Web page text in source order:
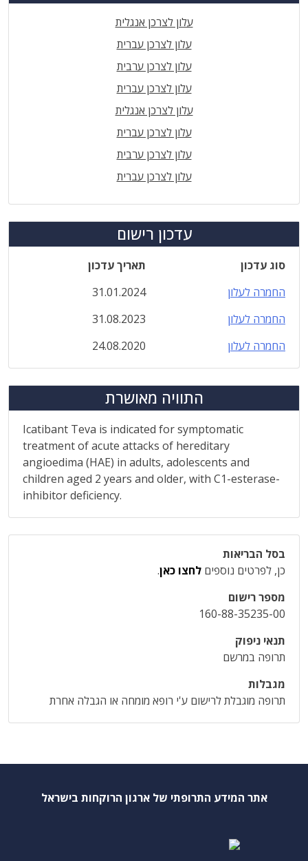
עלון לצרכן אנגלית
עלון לצרכן עברית
עלון לצרכן ערבית
עלון לצרכן עברית
עלון לצרכן אנגלית
עלון לצרכן עברית
עלון לצרכן ערבית
עלון לצרכן עברית
עדכון רישום
סוג עדכון
תאריך עדכון
החמרה לעלון
31.01.2024
החמרה לעלון
31.08.2023
החמרה לעלון
24.08.2020
התוויה מאושרת
Icatibant Teva is indicated for symptomatic
treatment of acute attacks of hereditary
angioedima (HAE) in adults, adolescents and
children aged 2 years and older, with C1-esterase-
inhibitor deficiency.
בסל הבריאות
כן, לפרטים נוספים לחצו כאן.
מספר רישום
160-88-35235-00
תנאי ניפוק
תרופה במרשם
מגבלות
תרופה מוגבלת לרישום ע'י רופא מומחה או הגבלה אחרת
אתר המידע התרופתי של ארגון הרוקחות בישראל